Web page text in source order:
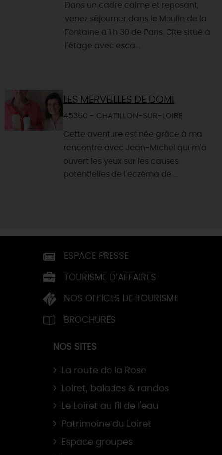
Dans un cadre calme et reposant,
venez séjourner dans le Moulin de la
Fontaine à 1 h 30 de Paris. Gîte situé à
l'étage avec esca...
LES MERVEILLES DE DOMI
45360 - CHATILLON-SUR-LOIRE
Cette aventure est née grâce à ma
rencontre avec Jean-Michel qui m'a
ouvert les yeux sur les causes
potentielles de l'eczéma de ...
ESPACE PRESSE
TOURISME D’AFFAIRES
NOS OFFICES DE TOURISME
BROCHURES
NOS SITES
La route de la Rose
Loiret, balades & randos
Le Loiret au fil de l'eau
Patrimoine du Loiret
Espace groupes